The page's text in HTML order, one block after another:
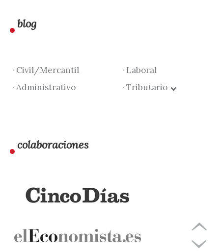
blog
· Civil/Mercantil
· Laboral
· Administrativo
· Tributario
colaboraciones